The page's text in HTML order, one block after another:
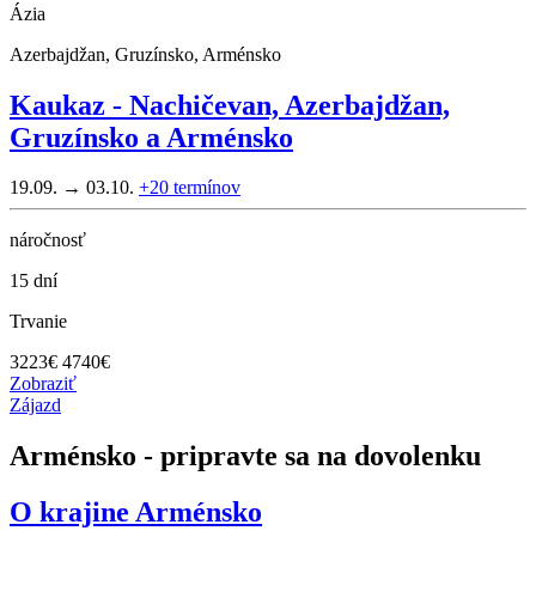
Ázia
Azerbajdžan, Gruzínsko, Arménsko
Kaukaz - Nachičevan, Azerbajdžan,
Gruzínsko a Arménsko
19.09. → 03.10. +20 termínov
náročnosť
15 dní
Trvanie
3223€ 4740€
Zobraziť
Zájazd
Arménsko - pripravte sa na dovolenku
O krajine Arménsko